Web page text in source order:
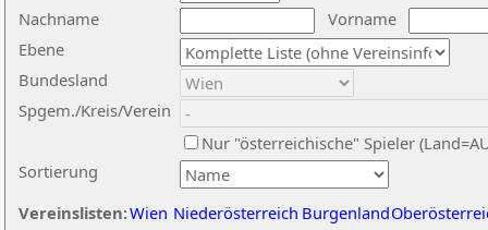
Nachname
Vorname
Ebene
Sortierung
Bundesland
Spgem./Kreis/Verein
Nur "österreichische" Spieler
Vereinslisten:Wien Niederösterreich Burgenland